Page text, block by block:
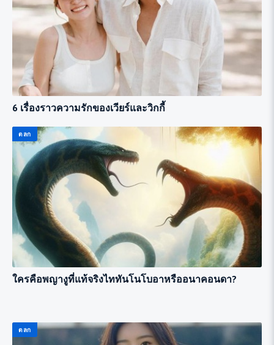
6 เรื่องราวความรักของเวียร์และวิกกี้
ตลก
ใครคือพญางูที่แท้จริงไททันโนโบอาหรืออนาคอนดา?
ตลก